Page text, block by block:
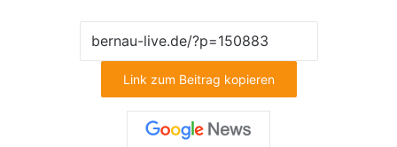
Link zum Beitrag kopieren